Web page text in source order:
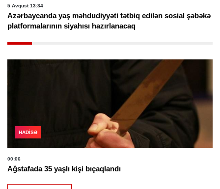
5 Avqust 13:34
Azərbaycanda yaş məhdudiyyəti tətbiq edilən sosial şəbəkə
platformalarının siyahısı hazırlanacaq
HADISƏ
00:06
Ağstafada 35 yaşlı kişi bıçaqlandı